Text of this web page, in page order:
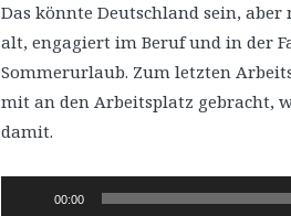
Das könnte Deutschland sein,
alt, engagiert im Beruf und in der
Sommerurlaub. Zum letzten
mit an den Arbeitsplatz gebracht,
damit.
00:00